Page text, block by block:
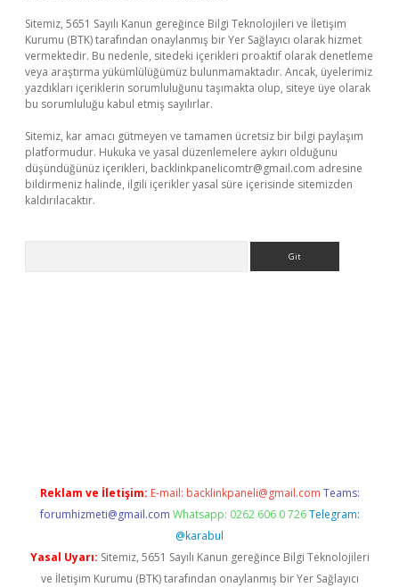
Sitemiz, 5651 Sayılı Kanun gereğince Bilgi Teknolojileri ve İletişim
Kurumu (BTK) tarafından onaylanmış bir Yer Sağlayıcı olarak hizmet
vermektedir. Bu nedenle, sitedeki içerikleri proaktif olarak denetleme
veya araştırma yükümlülüğümüz bulunmamaktadır. Ancak, üyelerimiz
yazdıkları içeriklerin sorumluluğunu taşımakta olup, siteye üye olarak
bu sorumluluğu kabul etmiş sayılırlar.
Sitemiz, kar amacı gütmeyen ve tamamen ücretsiz bir bilgi paylaşım
platformudur. Hukuka ve yasal düzenlemelere aykırı olduğunu
düşündüğünüz içerikleri, backlinkpanelicomtr@gmail.com adresine
bildirmeniz halinde, ilgili içerikler yasal süre içerisinde sitemizden
kaldırılacaktır.
Reklam ve İletişim: E-mail: backlinkpaneli@gmail.com Teams:
forumhizmeti@gmail.com Whatsapp: 0262 606 0 726 Telegram:
@karabul
Yasal Uyarı: Sitemiz, 5651 Sayılı Kanun gereğince Bilgi Teknolojileri
ve İletişim Kurumu (BTK) tarafından onaylanmış bir Yer Sağlayıcı